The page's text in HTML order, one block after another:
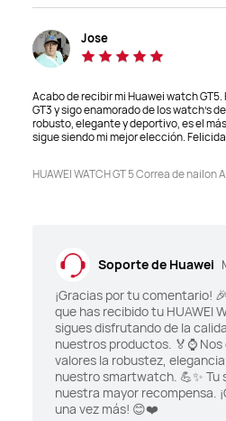
para uso regular
Android
S
N
Bienestar emocional
S
Sistema Mundial de
Navegación por Satélite
(GNSS)
"Posicionamiento GNSS de
Jose
Acabo de recibir mi Huawei watch
GT3 y sigo enamorado de los watch's
robusto, elegante y deportivo, es el
sigue siendo mi mejor elección.
HUAWEI WATCH GT 5 Correa de nailon
Soporte de Huawei
¡Gracias por tu comentario!
que has recibido tu HUAWEI
sigues disfrutando de la
nuestros productos. 🏅⌚
valores la robustez,
nuestro smartwatch. 💪✨ Tu
nuestra mayor recompensa.
una vez más! 😊❤️